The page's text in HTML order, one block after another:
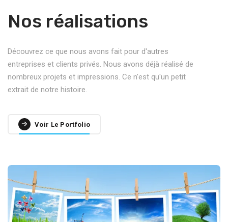
Nos réalisations
Découvrez ce que nous avons fait pour d'autres
entreprises et clients privés. Nous avons déjà réalisé de
nombreux projets et impressions. Ce n'est qu'un petit
extrait de notre histoire.
Voir Le Portfolio